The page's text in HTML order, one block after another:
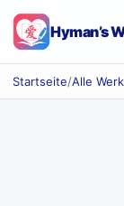
Hyman’s
Startseite/Alle